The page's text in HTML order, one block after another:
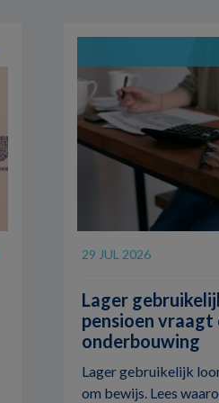
29 JUL 2026
Lager
pensioen
onderbouwing
Lager gebruikelijk
om bewijs. Lees